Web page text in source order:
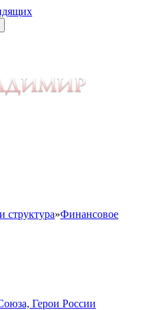
структура»Финансовое
Герои России